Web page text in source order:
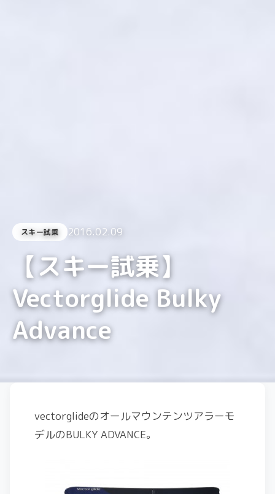
スキー試乗 2016.02.09
【スキー試乗】
Vectorglide Bulky
Advance
vectorglideのオールマウンテンツアラーモ
デルのBULKY ADVANCE。